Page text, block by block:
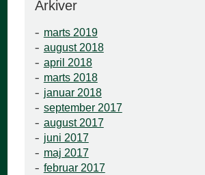
Arkiver
marts 2019
august 2018
april 2018
marts 2018
januar 2018
september 2017
august 2017
juni 2017
maj 2017
februar 2017